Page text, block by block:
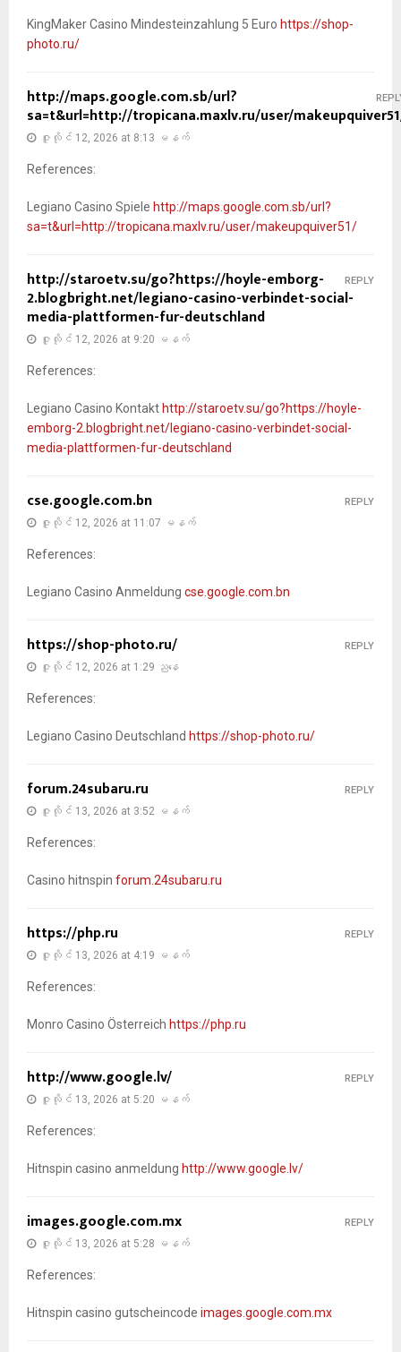
KingMaker Casino Mindesteinzahlung 5 Euro https://shop-
photo.ru/
http://maps.google.com.sb/url?
sa=t&url=http://tropicana.maxlv.ru/user/
ဇူလိုင် 12, 2026 at 8:13 မနက်
References:
Legiano Casino Spiele http://maps.google.com.sb/url?
sa=t&url=http://tropicana.maxlv.ru/user/makeupquiver51/
http://staroetv.su/go?https://hoyle-emborg-
2.blogbright.net/legiano-casino-verbindet-social-
media-plattformen-fur-deutschland
ဇူလိုင် 12, 2026 at 9:20 မနက်
References:
Legiano Casino Kontakt http://staroetv.su/go?https://hoyle-
emborg-2.blogbright.net/legiano-casino-verbindet-social-
media-plattformen-fur-deutschland
REPLY
cse.google.com.bn
ဇူလိုင် 12, 2026 at 11:07 မနက်
References:
Legiano Casino Anmeldung cse.google.com.bn
REPLY
https://shop-photo.ru/
ဇူလိုင် 12, 2026 at 1:29 ညနေ
References:
Legiano Casino Deutschland https://shop-photo.ru/
REPLY
forum.24subaru.ru
ဇူလိုင် 13, 2026 at 3:52 မနက်
References:
Casino hitnspin forum.24subaru.ru
REPLY
https://php.ru
ဇူလိုင် 13, 2026 at 4:19 မနက်
References:
Monro Casino Österreich https://php.ru
REPLY
http://www.google.lv/
ဇူလိုင် 13, 2026 at 5:20 မနက်
References:
Hitnspin casino anmeldung http://www.google.lv/
REPLY
images.google.com.mx
ဇူလိုင် 13, 2026 at 5:28 မနက်
References:
Hitnspin casino gutscheincode images.google.com.mx
REPLY